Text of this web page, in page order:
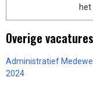
het
Overige
Administratief
2024